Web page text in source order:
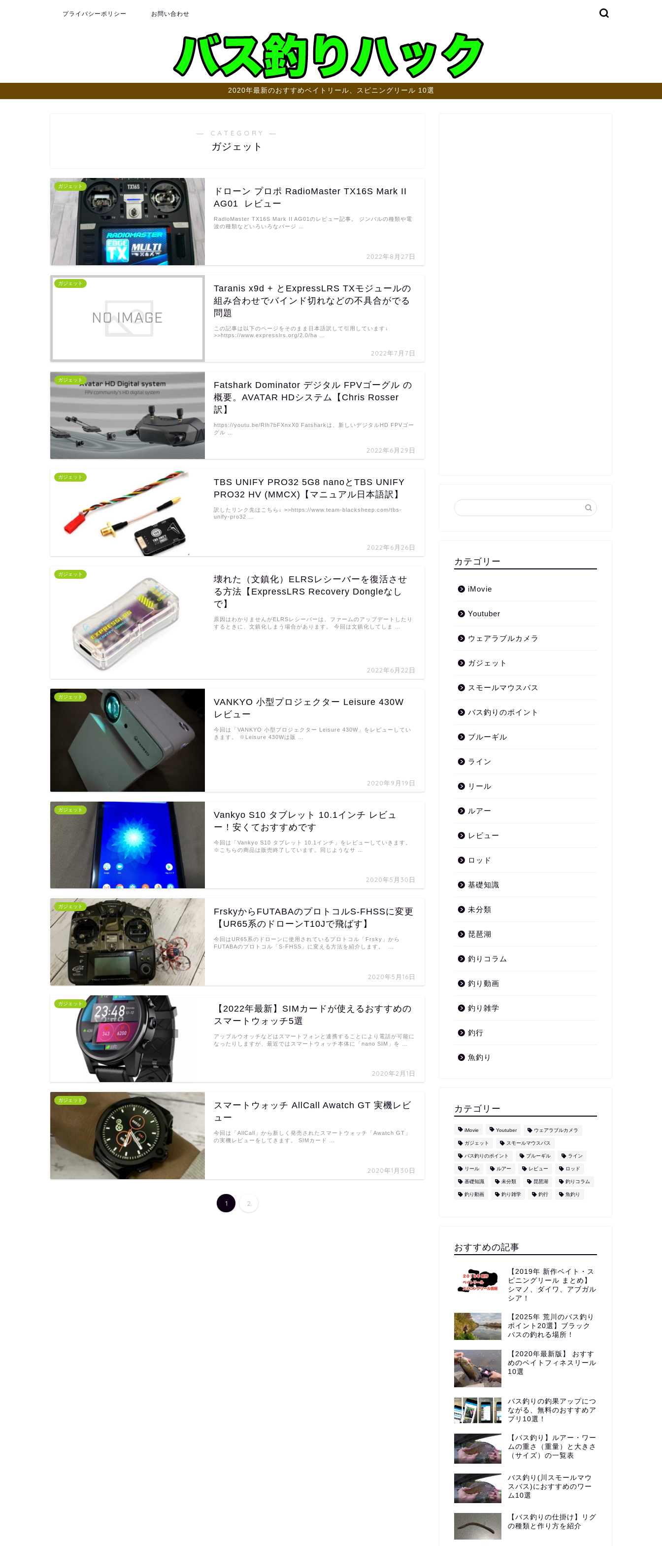
プライバシーポリシー お問い合わせ
2020年最新のおすすめベイトリール、スピニングリール 10選
― CATEGORY ―
ガジェット
ガジェット
ドローン プロポ RadioMaster TX16S Mark II
AG01 レビュー
2022年8月27日
RadioMaster TX16S Mark II AG01のレビュー記事。 ジンバルの種類や電
波の種類などいろいろなバージ …
ガジェット
Taranis x9d + とExpressLRS TXモジュールの
組み合わせでバインド切れなどの不具合がでる
問題
2022年7月7日
この記事は以下のページをそのまま日本語訳して引用しています↓
>>https://www.expresslrs.org/2.0/ha …
ガジェット
Fatshark Dominator デジタル FPVゴーグル の
概要。AVATAR HDシステム【Chris Rosser
訳】
2022年6月29日
https://youtu.be/Rlh7bFXnxX0 Fatsharkは、新しいデジタルHD FPVゴー
グル …
ガジェット
TBS UNIFY PRO32 5G8 nanoとTBS UNIFY
PRO32 HV (MMCX)【マニュアル日本語訳】
2022年6月26日
訳したリンク先はこちら↓ >>https://www.team-blacksheep.com/tbs-
unify-pro32 …
ガジェット
壊れた（文鎮化）ELRSレシーバーを復活させ
る方法【ExpressLRS Recovery Dongleなし
で】
2022年6月22日
原因はわかりませんがELRSレシーバーは、ファームのアップデートしたり
するときに、文鎮化しまう場合があります。 今回は文鎮化してしま …
ガジェット
VANKYO 小型プロジェクター Leisure 430W
レビュー
2020年9月19日
今回は「VANKYO 小型プロジェクター Leisure 430W」をレビューしてい
きます。 ※Leisure 430Wは販 …
ガジェット
Vankyo S10 タブレット 10.1インチ レビュ
ー！安くておすすめです
2020年5月30日
今回は「Vankyo S10 タブレット 10.1インチ」をレビューしていきます。
※こちらの商品は販売終了しています。同じようなサ …
ガジェット
FrskyからFUTABAのプロトコルS-FHSSに変更
【UR65系のドローンT10Jで飛ばす】
2020年5月16日
今回はUR65系のドローンに使用されているプロトコル「Frsky」から
FUTABAのプロトコル「S-FHSS」に変える方法を紹介します。 …
ガジェット
【2022年最新】SIMカードが使えるおすすめの
スマートウォッチ5選
2020年2月1日
アップルウオッチなどはスマートフォンと連携することにより電話が可能に
なったりしますが、最近ではスマートウォッチ本体に「nano SIM」を …
ガジェット
スマートウォッチ AllCall Awatch GT 実機レビ
ュー
2020年1月30日
今回は「AllCall」から新しく発売されたスマートウォッチ「Awatch GT」
の実機レビューをしてきます。 SIMカード …
1 2
カテゴリー
iMovie
Youtuber
ウェアラブルカメラ
ガジェット
スモールマウスバス
バス釣りのポイント
ブルーギル
ライン
リール
ルアー
レビュー
ロッド
基礎知識
未分類
琵琶湖
釣りコラム
釣り動画
釣り雑学
釣行
魚釣り
カテゴリー
iMovie Youtuber ウェアラブルカメラ
ガジェット スモールマウスバス
バス釣りのポイント ブルーギル ライン
リール ルアー レビュー ロッド
基礎知識 未分類 琵琶湖 釣りコラム
釣り動画 釣り雑学 釣行 魚釣り
おすすめの記事
【2019年 新作ベイト・ス
ピニングリール まとめ】
シマノ、ダイワ、アブガル
シア！
【2025年 荒川のバス釣り
ポイント20選】ブラック
バスの釣れる場所！
【2020年最新版】 おすす
めのベイトフィネスリール
10選
バス釣りの釣果アップにつ
ながる、無料のおすすめア
プリ10選！
【バス釣り】ルアー・ワー
ムの重さ（重量）と大きさ
（サイズ）の一覧表
バス釣り(川スモールマウ
スバス)におすすめのワー
ム10選
【バス釣りの仕掛け】リグ
の種類と作り方を紹介